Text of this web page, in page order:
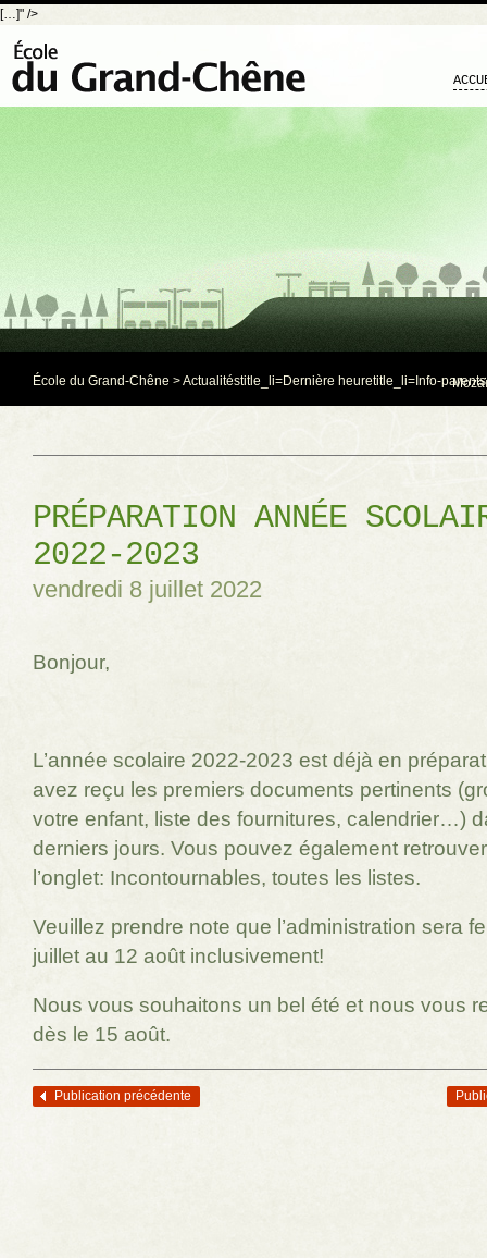
[…]" />
École du Grand-Chêne >Actualitéstitle_li=Dernière heuretitle_li= Info-parents
PRÉPARATION ANNÉE
2022-2023
vendredi 8 juillet 2022
Bonjour,
L’année scolaire 2022-2023 est déjà en
avez reçu les premiers documents pertinents
votre enfant, liste des fournitures, calendrier…)
derniers jours. Vous pouvez également
l’onglet: Incontournables, toutes les listes.
Veuillez prendre note que l’administration sera
juillet au 12 août inclusivement!
Nous vous souhaitons un bel été et nous vous
dès le 15 août.
Navigation des articles
Publication précédente